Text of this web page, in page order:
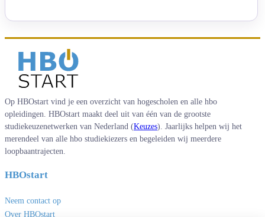
Op HBOstart vind je een overzicht van hogescholen en alle hbo
opleidingen. HBOstart maakt deel uit van één van de grootste
studiekeuzenetwerken van Nederland (Keuzes). Jaarlijks helpen wij het
merendeel van alle hbo studiekiezers en begeleiden wij meerdere
loopbaantrajecten.
HBOstart
Neem contact op
Over HBOstart